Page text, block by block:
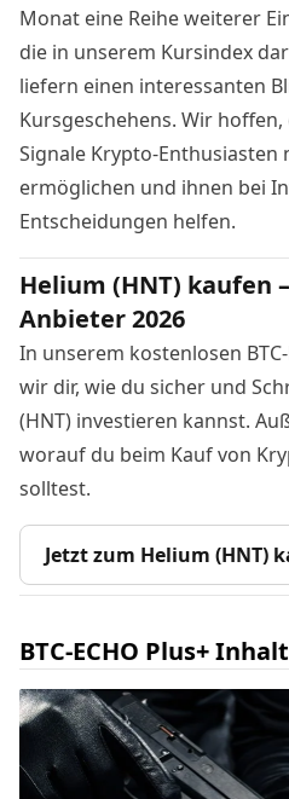
Monat eine Reihe weiterer
die in unserem Kursindex
liefern einen interessanten
Kursgeschehens. Wir
Signale Krypto-Enthusiasten
ermöglichen und ihnen bei
Entscheidungen helfen.
Helium (HNT) kaufen
Anbieter 2026
In unserem kostenlosen
wir dir, wie du sicher und
(HNT) investieren kannst.
worauf du beim Kauf von
solltest.
Jetzt zum Helium (HNT)
BTC-ECHO Plus+